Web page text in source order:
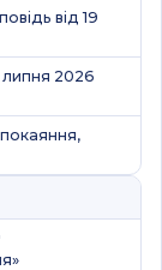
від 19
липня 2026